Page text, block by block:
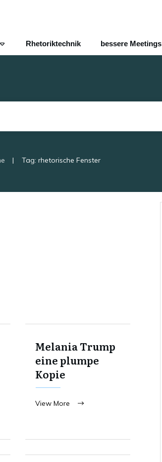
Rhetoriktechnik bessere Meetings
| Tag: rhetorische Fenster
Melania Trump
eine plumpe
Kopie
View More